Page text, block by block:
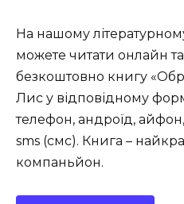
На нашому
можете читати онлайн
безкоштовно книгу
Лис у відповідному
телефон, андроїд, айфон,
sms (смс). Книга –
компаньйон.